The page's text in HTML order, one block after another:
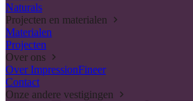
Naturals
Projecten en materialen
Materialen
Projecten
Over ons
Over ImpressionFineer
Contact
Onze andere vestigingen